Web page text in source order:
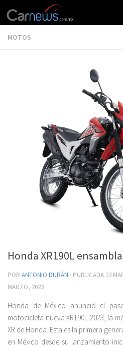
MOTOS
Honda XR190L
POR ANTONIO DURÁN · PUBLICADA 13
MARZO, 2023
Honda de México anunció el
motocicleta nueva XR190L 2023, la
XR de Honda. Esta es la primera
en México desde su lanzamiento